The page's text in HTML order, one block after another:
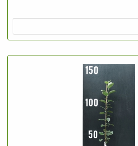
Diese Pflanzen können Sie auch
schlechtem trockenem Boden, z.B.